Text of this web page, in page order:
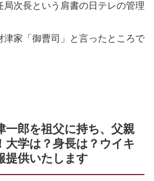
次長という肩書の日テレの管理
津家「御曹司」と言ったところで
郎を祖父に持ち、父親
大学は？身長は？ウイキ
提供いたします